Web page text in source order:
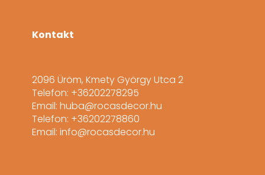
Kontakt
2096 Üröm, Kmety György Utca 2
Telefon: +36202278295
Email: huba@rocasdecor.hu
Telefon: +36202278860
Email: info@rocasdecor.hu